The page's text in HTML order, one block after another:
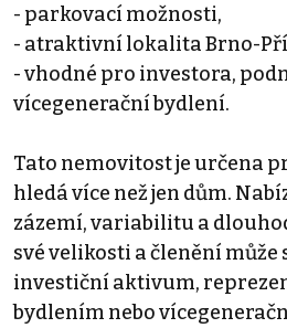
- parkovací možnosti,
- atraktivní lokalita Brno-
- vhodné pro investora,
vícegenerační bydlení.
Tato nemovitost je určena
hledá více než jen dům.
zázemí, variabilitu a
své velikosti a členění
investiční aktivum,
bydlením nebo